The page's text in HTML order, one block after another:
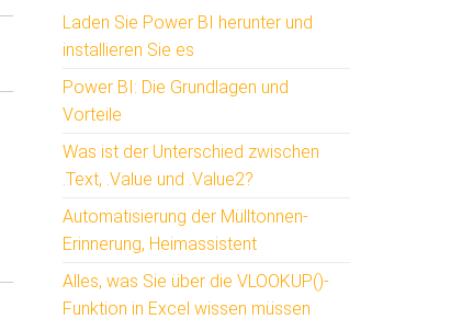
Laden Sie Power BI herunter und
installieren Sie es
Power BI: Die Grundlagen und
Vorteile
Was ist der Unterschied zwischen
.Text, .Value und .Value2?
Automatisierung der Mülltonnen-
Erinnerung, Heimassistent
Alles, was Sie über die VLOOKUP()-
Funktion in Excel wissen müssen